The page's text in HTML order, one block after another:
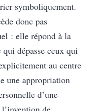
symboliquement.
donc pas
: elle répond à la
dépasse ceux qui
au centre
une appropriation
d’une